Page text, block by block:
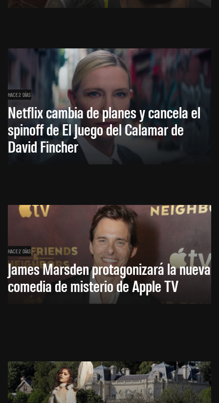
HACE 2 DÍAS
Netflix cambia de planes y cancela el
spinoff de El Juego del Calamar de
David Fincher
HACE 2 DÍAS
James Marsden protagonizará la nueva
comedia de misterio de Apple TV